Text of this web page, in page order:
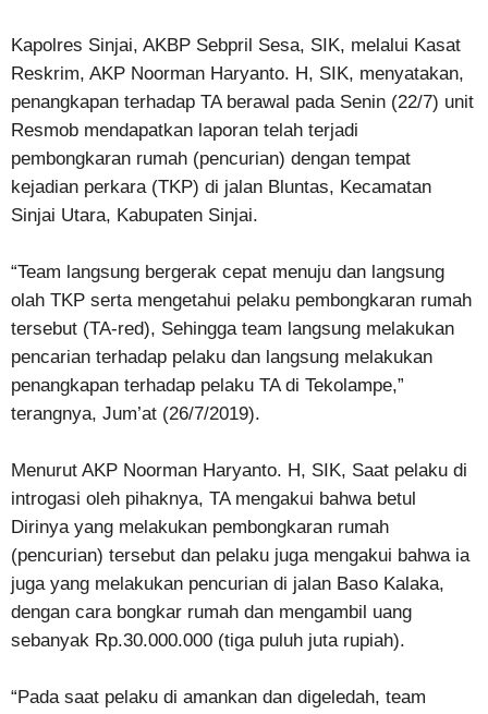
Kapolres Sinjai, AKBP Sebpril Sesa, SIK, melalui Kasat
Reskrim, AKP Noorman Haryanto. H, SIK, menyatakan,
penangkapan terhadap TA berawal pada Senin (22/7) unit
Resmob mendapatkan laporan telah terjadi
pembongkaran rumah (pencurian) dengan tempat
kejadian perkara (TKP) di jalan Bluntas, Kecamatan
Sinjai Utara, Kabupaten Sinjai.
“Team langsung bergerak cepat menuju dan langsung
olah TKP serta mengetahui pelaku pembongkaran rumah
tersebut (TA-red), Sehingga team langsung melakukan
pencarian terhadap pelaku dan langsung melakukan
penangkapan terhadap pelaku TA di Tekolampe,”
terangnya, Jum’at (26/7/2019).
Menurut AKP Noorman Haryanto. H, SIK, Saat pelaku di
introgasi oleh pihaknya, TA mengakui bahwa betul
Dirinya yang melakukan pembongkaran rumah
(pencurian) tersebut dan pelaku juga mengakui bahwa ia
juga yang melakukan pencurian di jalan Baso Kalaka,
dengan cara bongkar rumah dan mengambil uang
sebanyak Rp.30.000.000 (tiga puluh juta rupiah).
“Pada saat pelaku di amankan dan digeledah, team